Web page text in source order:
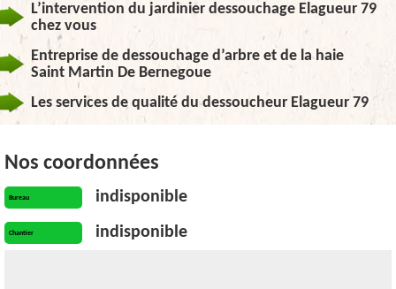
L’intervention du jardinier dessouchage Elagueur 79
chez vous
Entreprise de dessouchage d’arbre et de la haie
Saint Martin De Bernegoue
Les services de qualité du dessoucheur Elagueur 79
Nos coordonnées
Bureau indisponible
Chantier indisponible